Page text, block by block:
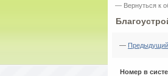
— Вернуться к
—
Номер в